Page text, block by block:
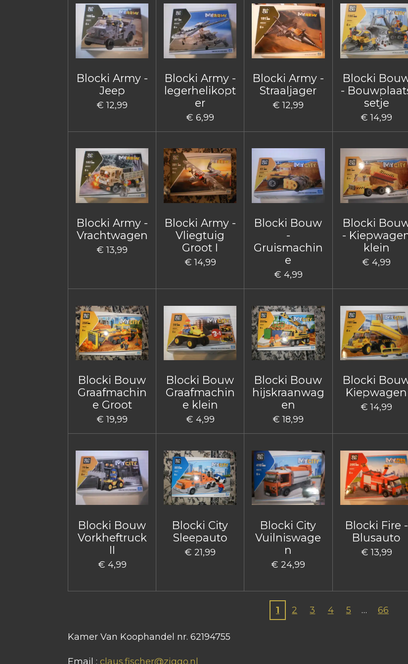
Blocki Army -
Jeep
€ 12,99
Blocki Army -
legerhelikopt
er
€ 6,99
Blocki Army -
Straaljager
€ 12,99
Blocki
-
setje
€ 14,99
Blocki Army -
Vrachtwagen
€ 13,99
Blocki Army -
Vliegtuig
Groot I
€ 14,99
Blocki Bouw
-
Gruismachin
e
€ 4,99
Blocki
-
klein
€ 4,99
Blocki Bouw
Graafmachin
e Groot
€ 19,99
Blocki Bouw
Graafmachin
e klein
€ 4,99
Blocki Bouw
hijskraanwag
en
€ 18,99
Blocki
Kiepwagen
€ 14,99
Blocki Bouw
Vorkheftruck
II
€ 4,99
Blocki City
Sleepauto
€ 21,99
Blocki City
Vuilniswage
n
€ 24,99
Blocki Fire -
Blusauto
€ 13,99
1 2 3 4 5 66
Kamer Van Koophandel nr. 62194755
Email : claus.fischer@ziggo.nl